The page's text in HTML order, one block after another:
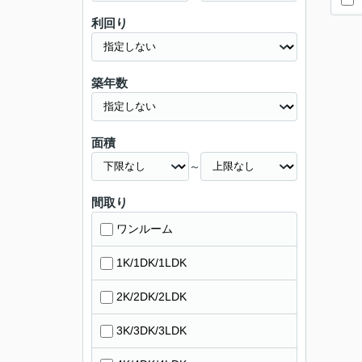
利回り
築年数
面積
～
間取り
ワンルーム
1K/1DK/1LDK
2K/2DK/2LDK
3K/3DK/3LDK